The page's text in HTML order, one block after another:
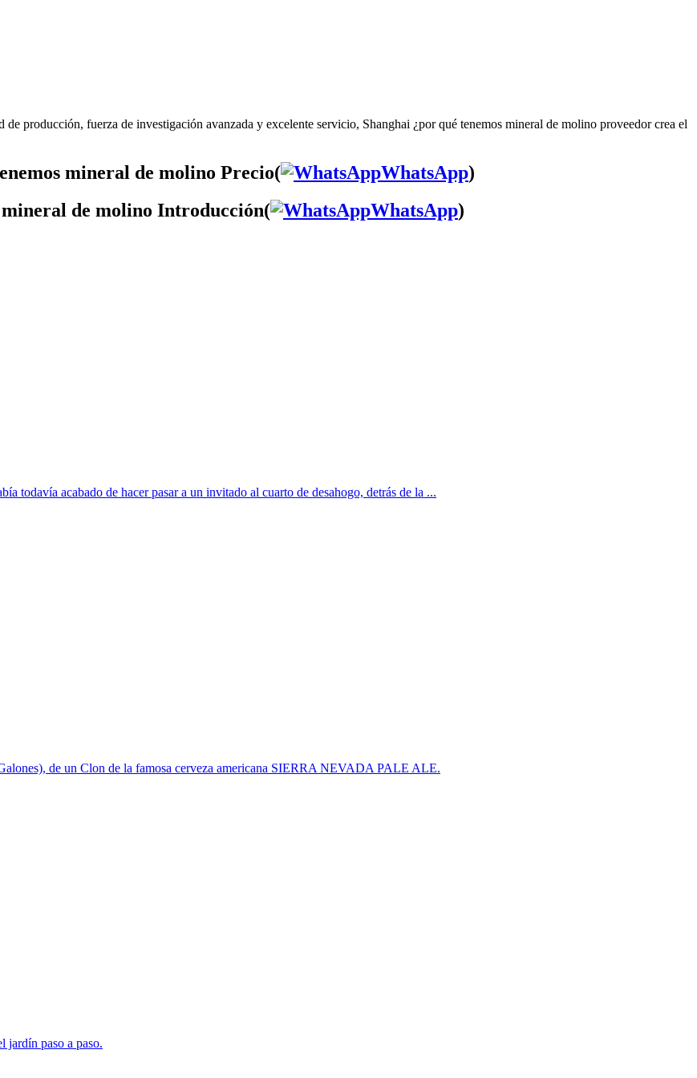
producción, fuerza de investigación avanzada y excelente servicio, Shanghai ¿por qué tenemos mineral de molino proveedor crea el
mineral de molino Precio( WhatsApp)
mineral de molino Introducción(
WhatsApp)
todavía acabado de hacer pasar a un invitado al cuarto de desahogo, detrás de la ...
de un Clon de la famosa cerveza americana SIERRA NEVADA PALE ALE.
jardín paso a paso.